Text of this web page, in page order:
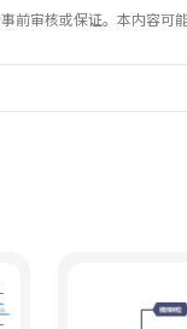
前审核或保证。本内容可